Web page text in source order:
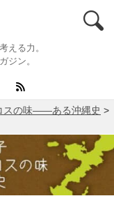
える力。
ジン。
スの味――ある沖縄史 >